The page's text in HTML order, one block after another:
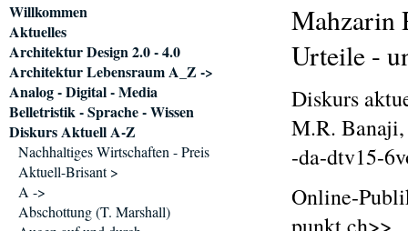
Mahzarin
Urteile -
Diskurs
M.R.
-da-dtv15-
Online-
Navigation
überspringen
Willkommen
Aktuelles
Architektur Design 2.0 - 4.0
Architektur Lebensraum A_Z ->
Analog - Digital - Media
Belletristik - Sprache - Wissen
Diskurs Aktuell A-Z
Nachhaltiges Wirtschaften - Preis
Aktuell-Brisant >
A ->
Abschottung (T. Marshall)